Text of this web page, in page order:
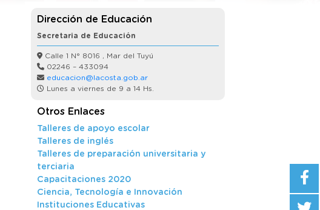
Dirección de Educación
Secretaria de Educación
Calle 1 N° 8016 , Mar del Tuyú
02246 – 433094
educacion@lacosta.gob.ar
Lunes a viernes de 9 a 14 Hs.
Otros Enlaces
Talleres de apoyo escolar
Talleres de inglés
Talleres de preparación universitaria y
terciaria
Capacitaciones 2020
Ciencia, Tecnología e Innovación
Instituciones Educativas